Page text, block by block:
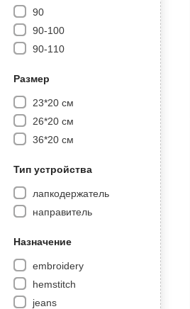
90
90-100
90-110
Размер
23*20 см
26*20 см
36*20 см
Тип устройства
лапкодержатель
направитель
Назначение
embroidery
hemstitch
jeans